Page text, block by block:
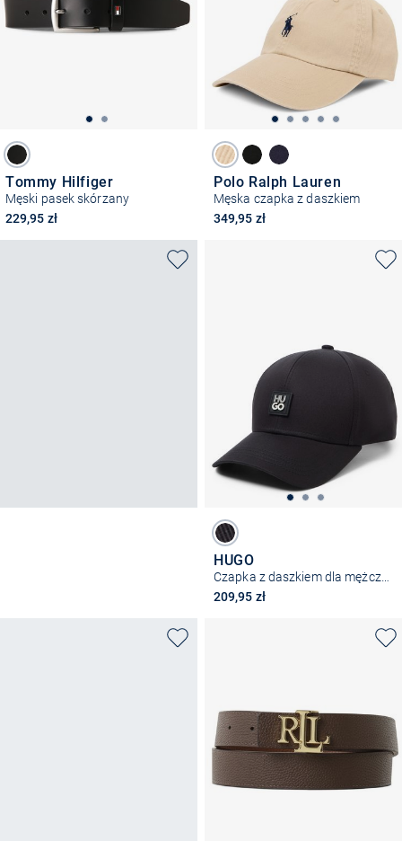
Tommy Hilfiger
Męski pasek skórzany
229,95 zł
Polo Ralph Lauren
Męska czapka z daszkiem
349,95 zł
HUGO
Czapka z daszkiem dla mężczyzn – Jake
209,95 zł